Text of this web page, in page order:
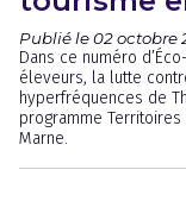
Publié le 02 octobre
Dans ce numéro
éleveurs, la lutte
hyperfréquences de
programme
Marne.